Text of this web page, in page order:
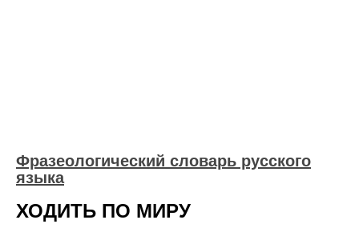
Фразеологический словарь русского
языка
ХОДИТЬ ПО МИРУ